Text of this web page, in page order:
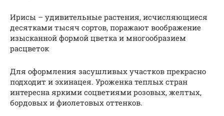
Ирисы – удивительные растения, исчисляющиеся
десятками тысяч сортов, поражают воображение
изысканной формой цветка и многообразием
расцветок
Для оформления засушливых участков прекрасно
подходит и эхинацея. Уроженка теплых стран
интересна яркими соцветиями розовых, желтых,
бордовых и фиолетовых оттенков.